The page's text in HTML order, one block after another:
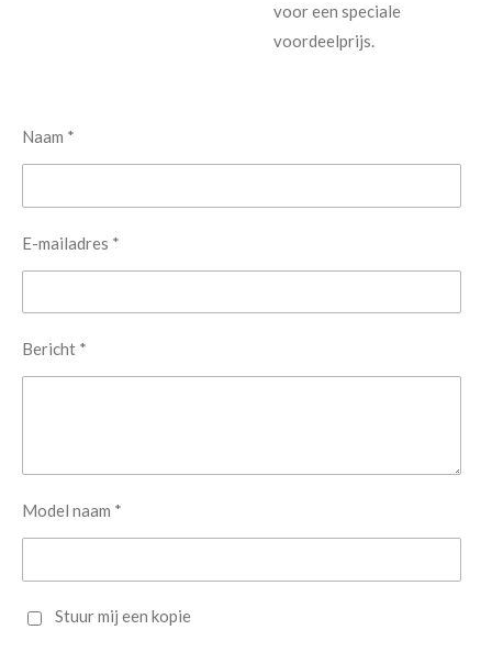
voor een speciale
voordeelprijs.
Naam *
E-mailadres *
Bericht *
Model naam *
Stuur mij een kopie